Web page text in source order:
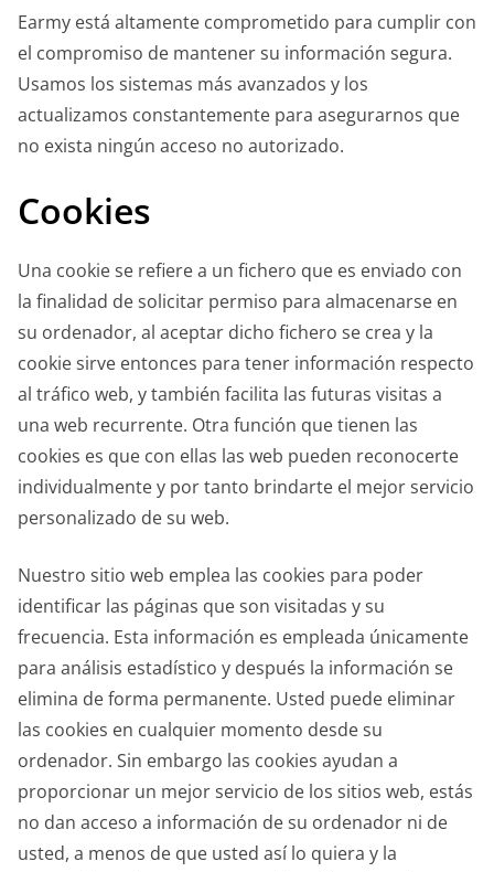
Earmy está altamente comprometido para cumplir con
el compromiso de mantener su información segura.
Usamos los sistemas más avanzados y los
actualizamos constantemente para asegurarnos que
no exista ningún acceso no autorizado.
Cookies
Una cookie se refiere a un fichero que es enviado con
la finalidad de solicitar permiso para almacenarse en
su ordenador, al aceptar dicho fichero se crea y la
cookie sirve entonces para tener información respecto
al tráfico web, y también facilita las futuras visitas a
una web recurrente. Otra función que tienen las
cookies es que con ellas las web pueden reconocerte
individualmente y por tanto brindarte el mejor servicio
personalizado de su web.
Nuestro sitio web emplea las cookies para poder
identificar las páginas que son visitadas y su
frecuencia. Esta información es empleada únicamente
para análisis estadístico y después la información se
elimina de forma permanente. Usted puede eliminar
las cookies en cualquier momento desde su
ordenador. Sin embargo las cookies ayudan a
proporcionar un mejor servicio de los sitios web, estás
no dan acceso a información de su ordenador ni de
usted, a menos de que usted así lo quiera y la